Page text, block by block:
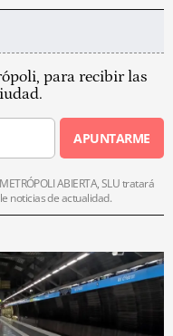
para recibir las
APUNTARME
ABIERTA, SLU tratará
noticias de actualidad.